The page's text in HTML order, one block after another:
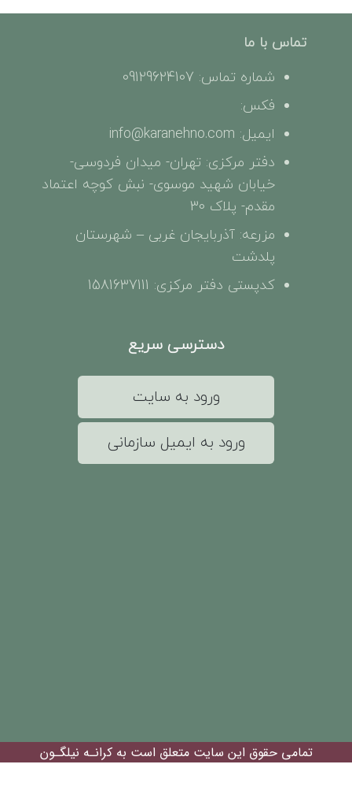
تماس با ما
شماره تماس: 09129624107
فکس:
ایمیل: info@karanehno.com
دفتر مرکزی: تهران- میدان فردوسی-
خیابان شهید موسوی- نبش کوچه اعتماد
مقدم- پلاک 30
مزرعه: آذربایجان غربی – شهرستان
پلدشت
کدپستی دفتر مرکزی: 1581637111
دسترسی سریع
ورود به سایت
ورود به ایمیل سازمانی
تمامی حقوق این سایت متعلق است به کرانـه نیلگـون